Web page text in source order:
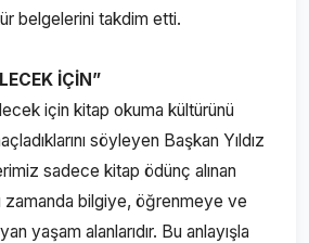
belgelerini takdim etti.
İÇİN”
için kitap okuma kültürünü
söyleyen Başkan Yıldız
sadece kitap ödünç alınan
zamanda bilgiye, öğrenmeye ve
yaşam alanlarıdır. Bu anlayışla